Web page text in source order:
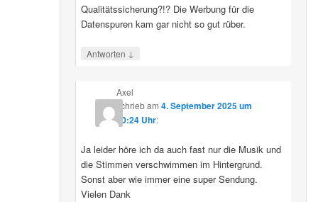
Qualitätssicherung?!? Die Werbung für die
Datenspuren kam gar nicht so gut rüber.
Antworten ↓
Axel
schriebam 4. September 2025 um
10:24 Uhr:
Ja leider höre ich da auch fast nur die Musik und
die Stimmen verschwimmen im Hintergrund.
Sonst aber wie immer eine super Sendung.
Vielen Dank